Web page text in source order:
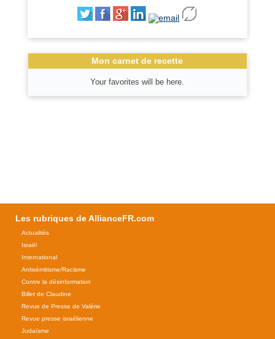
Mon carnet de recette
Your favorites will be here.
Les rubriques de AllianceFR.com
Actualités
Israël
International
Antisémitisme/Racisme
Contre la désinformation
Billet de Claudine
Revue de Presse de Valérie
Revue presse israélienne
Judaïsme